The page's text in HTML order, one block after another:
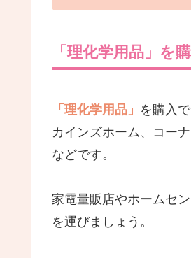
「理化学用品」を
「理化学用品」 を購入
カインズホーム、コー
などです。
家電量販店やホームセ
を運びましょう。